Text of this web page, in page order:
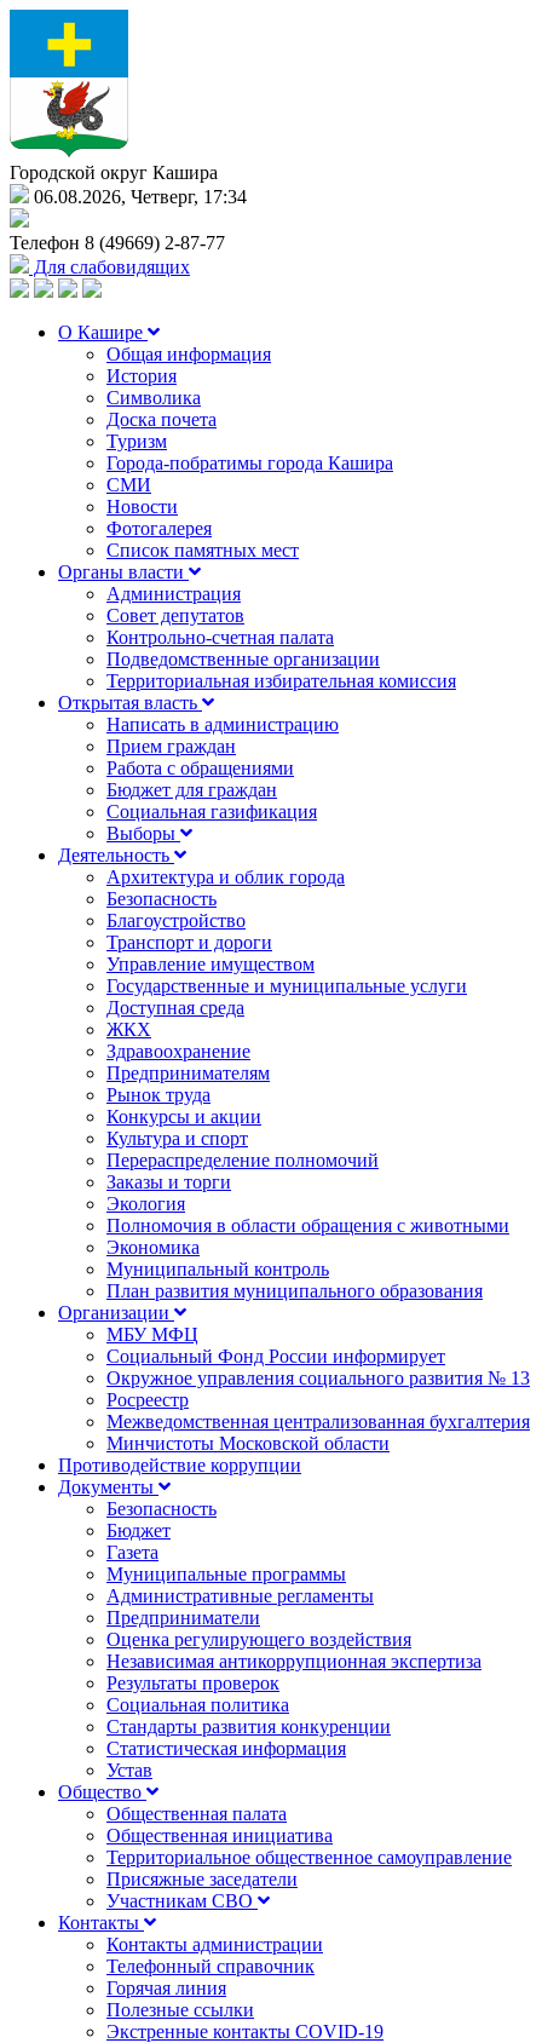
Городской округ Кашира
06.08.2026, Четверг, 17:34
Телефон 8 (49669) 2-87-77
Для слабовидящих
О Кашире
Общая информация
История
Символика
Доска почета
Туризм
Города-побратимы города Кашира
СМИ
Новости
Фотогалерея
Список памятных мест
Органы власти
Администрация
Совет депутатов
Контрольно-счетная палата
Подведомственные организации
Территориальная избирательная комиссия
Открытая власть
Написать в администрацию
Прием граждан
Работа с обращениями
Бюджет для граждан
Социальная газификация
Выборы
Деятельность
Архитектура и облик города
Безопасность
Благоустройство
Транспорт и дороги
Управление имуществом
Государственные и муниципальные услуги
Доступная среда
ЖКХ
Здравоохранение
Предпринимателям
Рынок труда
Конкурсы и акции
Культура и спорт
Перераспределение полномочий
Заказы и торги
Экология
Полномочия в области обращения с животными
Экономика
Муниципальный контроль
План развития муниципального образования
Организации
МБУ МФЦ
Социальный Фонд России информирует
Окружное управления социального развития № 13
Росреестр
Межведомственная централизованная бухгалтерия
Минчистоты Московской области
Противодействие коррупции
Документы
Безопасность
Бюджет
Газета
Муниципальные программы
Административные регламенты
Предприниматели
Оценка регулирующего воздействия
Независимая антикоррупционная экспертиза
Результаты проверок
Социальная политика
Стандарты развития конкуренции
Статистическая информация
Устав
Общество
Общественная палата
Общественная инициатива
Территориальное общественное самоуправление
Присяжные заседатели
Участникам СВО
Контакты
Контакты администрации
Телефонный справочник
Горячая линия
Полезные ссылки
Экстренные контакты COVID-19